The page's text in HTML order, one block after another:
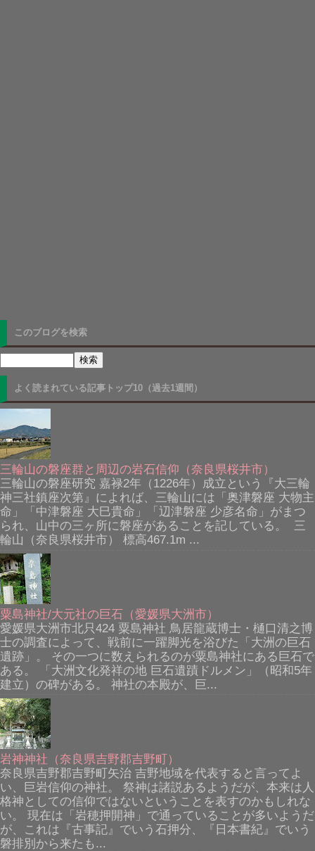
このブログを検索
よく読まれている記事トップ10（過去1週間）
三輪山の磐座群と周辺の岩石信仰（奈良県桜井市）
三輪山の磐座研究 嘉禄2年（1226年）成立という『大三輪
神三社鎮座次第』によれば、三輪山には「奥津磐座 大物主
命」「中津磐座 大巳貴命」「辺津磐座 少彦名命」がまつ
られ、山中の三ヶ所に磐座があることを記している。 三
輪山（奈良県桜井市） 標高467.1m ...
粟島神社/大元社の巨石（愛媛県大洲市）
愛媛県大洲市北只424 粟島神社 鳥居龍蔵博士・樋口清之博
士の調査によって、戦前に一躍脚光を浴びた「大洲の巨石
遺跡」。 その一つに数えられるのが粟島神社にある巨石で
ある。 「大洲文化発祥の地 巨石遺蹟ドルメン」（昭和5年
建立）の碑がある。 神社の本殿が、巨...
岩神神社（奈良県吉野郡吉野町）
奈良県吉野郡吉野町矢治 吉野地域を代表すると言ってよ
い、巨岩信仰の神社。 祭神は諸説あるようだが、本来は人
格神としての信仰ではないということを表すのかもしれな
い。 現在は「岩穂押開神」で通っていることが多いようだ
が、これは『古事記』でいう石押分、『日本書紀』でいう
磐排別から来たも...